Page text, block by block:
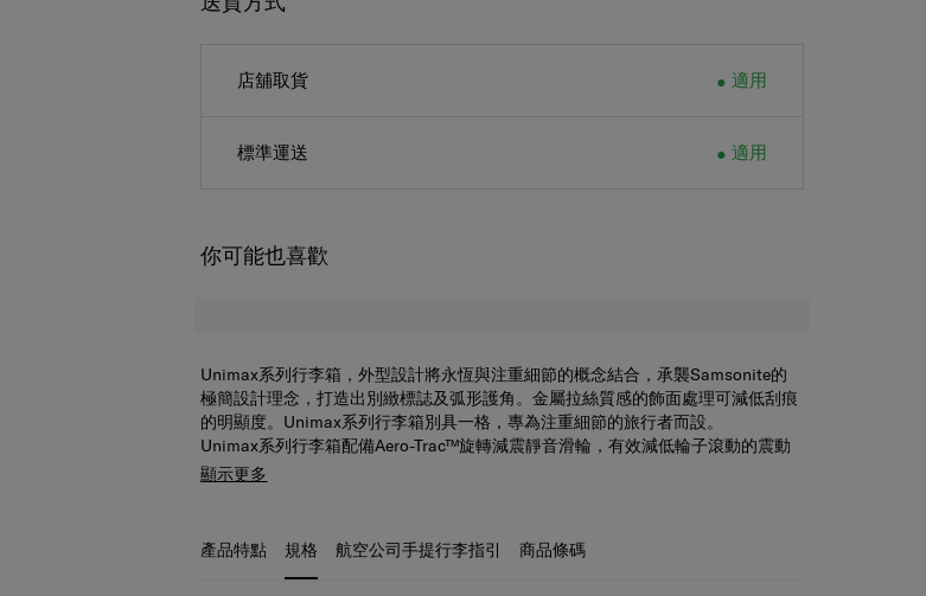
店舖取貨 適用
標準運送 適用
你可能也喜歡
Unimax系列行李箱，外型設計將永恆與注重細節的概念結合，承襲Samsonite的
極簡設計理念，打造出別緻標誌及弧形護角。金屬拉絲質感的飾面處理可減低刮痕
的明顯度。Unimax系列行李箱別具一格，專為注重細節的旅行者而設。
Unimax系列行李箱配備Aero-Trac™旋轉減震靜音滑輪​，有效減低輪子滾動的震動
及聲音。外箱頂部設內嵌式滑輪鎖定按鈕，提升行李箱的便利性；前置口袋設計及
行者提供更完善的旅行體驗。
顯示更多
產品特點 規格 航空公司手提行李指引 商品條碼